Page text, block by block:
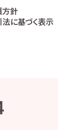
行使・義務の履
する業務のため
定が定める各対
方針
に基づく表示